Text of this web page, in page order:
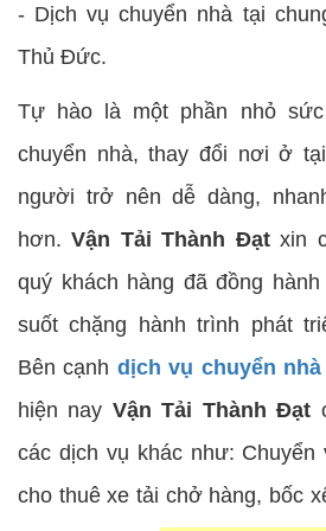
- Dịch vụ chuyển nhà tại
Thủ Đức.
Tự hào là một phần nhỏ
chuyển nhà, thay đổi nơi ở
người trở nên dễ dàng,
hơn.Vận Tải Thành Đạtxin
quý khách hàng đã đồng
suốt chặng hành trình phát
Bên cạnh dịch vụ chuyển
hiện nay Vận Tải Thành Đạt
các dịch vụ khác như: Chuyển
cho thuê xe tải chở hàng, bốc